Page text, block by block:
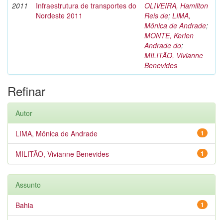
2011
Infraestrutura de transportes do
Nordeste 2011
OLIVEIRA, Hamilton
Reis de; LIMA,
Mônica de Andrade;
MONTE, Kerlen
Andrade do;
MILITÃO, Vivianne
Benevides
Refinar
Autor
1
LIMA, Mônica de Andrade
1
MILITÃO, Vivianne Benevides
Assunto
1
Bahia